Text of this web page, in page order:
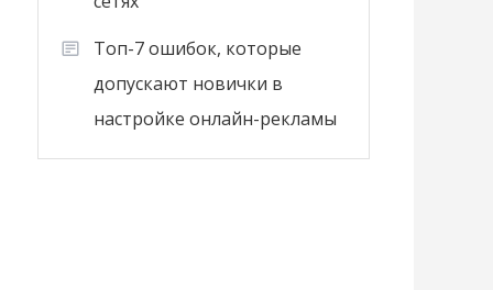
Топ-7 ошибок, которые
допускают новички в
настройке онлайн-рекламы